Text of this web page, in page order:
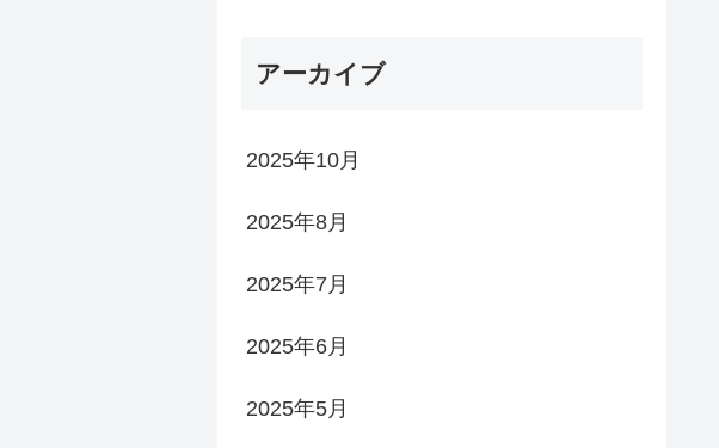
アーカイブ
2025年10月
2025年8月
2025年7月
2025年6月
2025年5月